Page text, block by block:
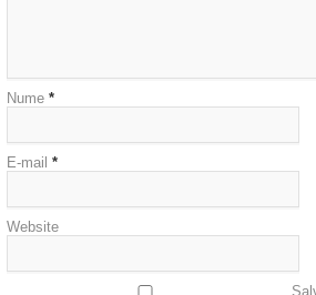
Nume *
E-mail *
Website